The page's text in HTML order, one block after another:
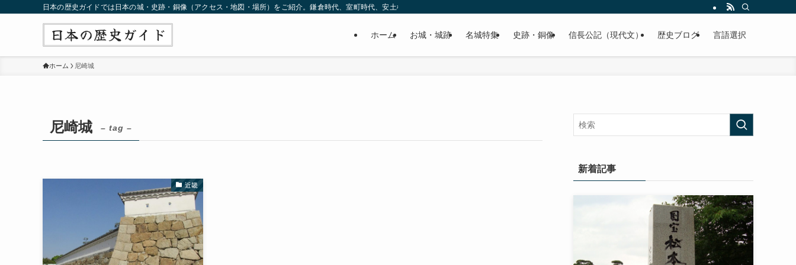
日本の歴史ガイドでは日本の城・史跡・銅像（アクセス・地図・場所）をご紹介。鎌倉時代、室町時代、安土桃山時代（戦国時代）、江戸時代と幅広くご紹介致します。
ホーム お城・城跡 名城特集 史跡・銅像 信長公記（現代文） 歴史ブログ 言語選択
ホーム 尼崎城
尼崎城 – tag –
近畿
新着記事